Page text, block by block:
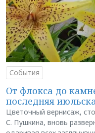
События
От флокса до
последняя
Цветочный вернисаж,
С. Пушкина, вновь